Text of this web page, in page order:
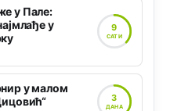
у Пале:
у
9
САТИ
у малом
3
ДАНА